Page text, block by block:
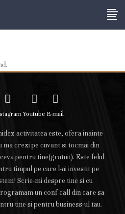
Youtube E-mail
activitatea este, ofera inainte
ma crezi pe cuvant si tocmai din
pentru tine(gratuit). Este felul
timpul pe care l-ai investit pe
Scrie-mi despre tine si cu
un conf-call din care sa
tine si pentru business-ul tau.